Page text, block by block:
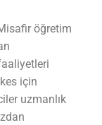
öğretim
için
uzmanlık